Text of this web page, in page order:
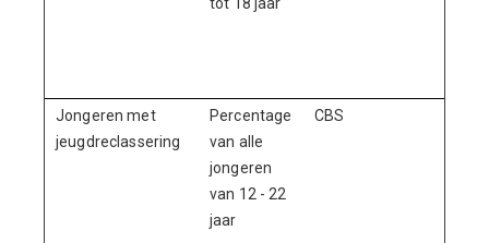
tot 18 jaar
Jongeren met
jeugdreclassering
Percentage
van alle
jongeren
van 12 - 22
jaar
CBS